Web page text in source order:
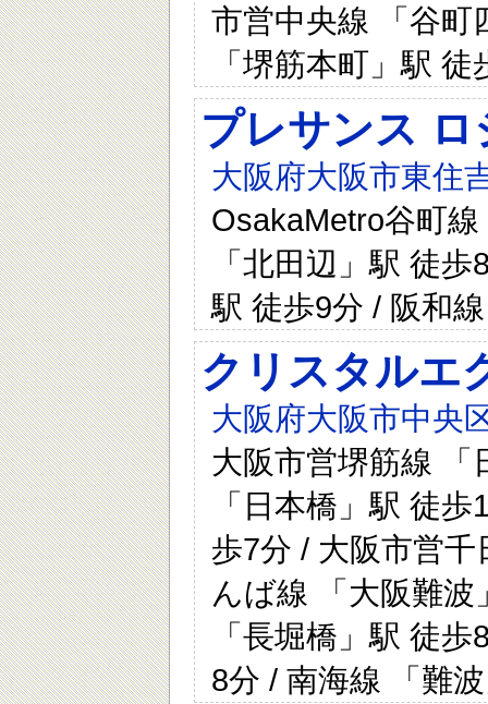
市営中央線 「谷町
「堺筋本町」駅 徒
プレサンス ロ
大阪府大阪市東住
OsakaMetro谷町
「北田辺」駅 徒
駅 徒歩9分 / 阪和
クリスタルエ
大阪府大阪市中央
大阪市営堺筋線 「
「日本橋」駅 徒
歩7分 / 大阪市営
んば線 「大阪難
「長堀橋」駅 徒
8分 / 南海線 「難